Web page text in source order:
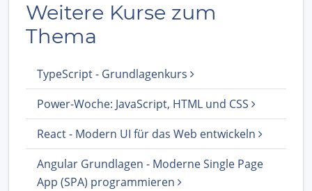
Weitere Kurse zum
Thema
TypeScript - Grundlagenkurs
Power-Woche: JavaScript, HTML und CSS
React - Modern UI für das Web entwickeln
Angular Grundlagen - Moderne Single Page
App (SPA) programmieren